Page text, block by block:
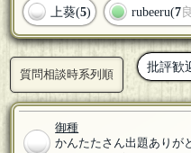
上葵(5) rubeeru(7
質問相談時系列順
批評歓
御種
かんたたさん出題ありが